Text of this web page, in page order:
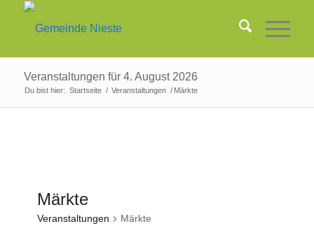
Veranstaltungen für 4. August 2026
Du bist hier: Startseite / Veranstaltungen / Märkte
Märkte
Veranstaltungen Märkte